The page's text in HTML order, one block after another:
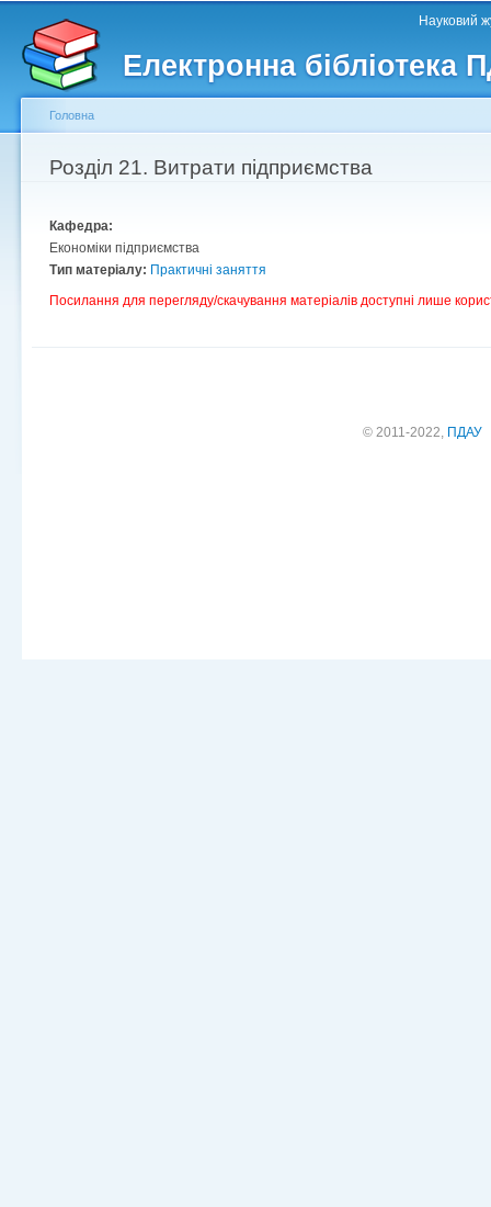
Електронна бібліотека
Головне меню Науковий
Другорядне меню
Ви є тут
Головна
Розділ 21. Витрати підприємства
Кафедра:
Економіки підприємства
Тип матеріалу: Практичні заняття
Посилання для перегляду/скачування матеріалів доступні лише
© 2011-2022, ПДАУ